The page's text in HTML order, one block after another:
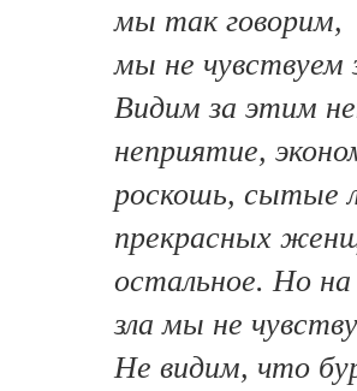
мы так говорим,
мы не чувствуем
Видим за этим
неприятие,
роскошь, сытые
прекрасных
остальное. Но
зла мы не
Не видим, что